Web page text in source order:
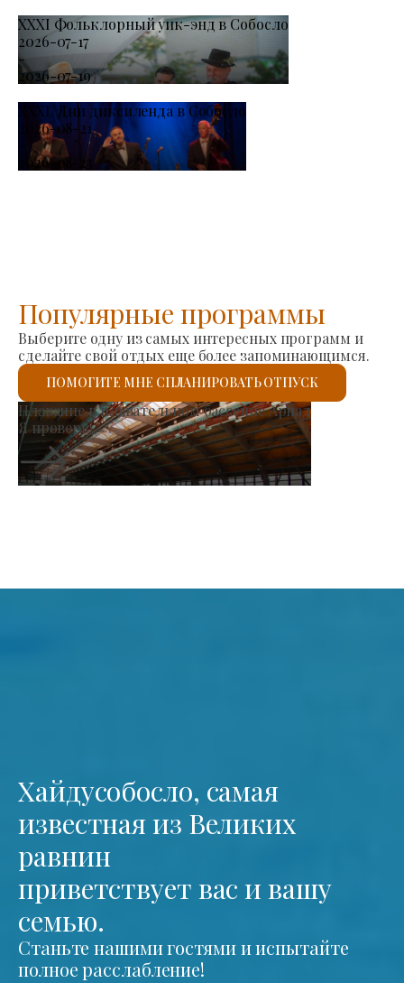
XXXI Фольклорный уик-энд в Собосло
2026-07-17
-
2026-07-19
XXXI. Дни диксиленда в Собосло
2026-08-21
-
2026-08-23
Популярные программы
Выберите одну из самых интересных программ и
сделайте свой отдых еще более запоминающимся.
ПОМОГИТЕ МНЕ СПЛАНИРОВАТЬ ОТПУСК
производителей
проверю.
Хайдусобосло, самая
известная из Великих
равнин
приветствует вас и вашу
семью.
Станьте нашими гостями и испытайте
полное расслабление!